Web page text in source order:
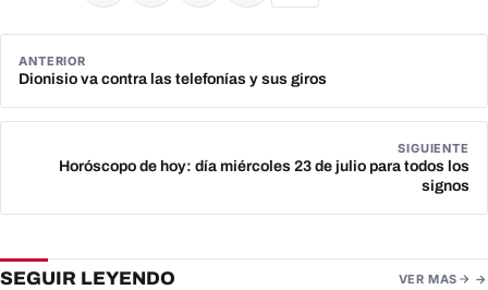
ANTERIOR
Dionisio va contra las telefonías y sus giros
SIGUIENTE
Horóscopo de hoy: día miércoles 23 de julio para todos los
signos
SEGUIR LEYENDO VER MAS